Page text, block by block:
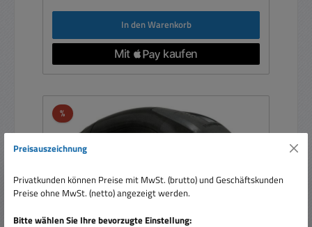
In den Warenkorb
%Rabatt
Preisauszeichnung
Privatkunden können Preise mit MwSt. (brutto) und Geschäftskunden
Preise ohne MwSt. (netto) angezeigt werden.
Bitte wählen Sie Ihre bevorzugte Einstellung: